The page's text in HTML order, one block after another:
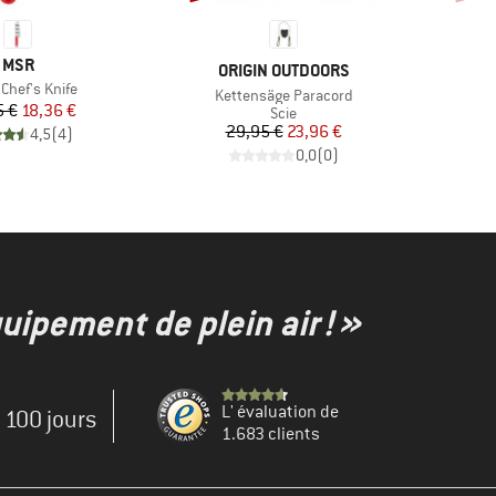
MARQUE
MSR
Knife
Prix
€Prix réduit
18,36 €
4,5(4)
MARQUE
ORIGIN OUTDOORS
Article
Kettensäge Paracord
Product group
Scie
Prix
29,95 €Prix réduit
23,96 €
0,0(0)
de plein air ! »
100 jours
L' évaluation de
1.683 clients